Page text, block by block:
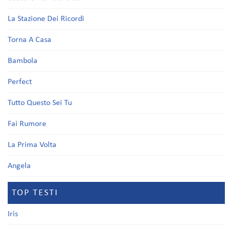
La Stazione Dei Ricordi
Torna A Casa
Bambola
Perfect
Tutto Questo Sei Tu
Fai Rumore
La Prima Volta
Angela
TOP TESTI
Iris